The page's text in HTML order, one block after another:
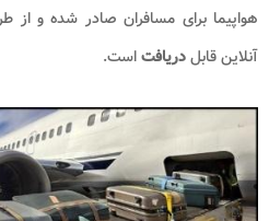
هواپیما برای مسافران صادر شده و
آنلاین قابلدریافتاست.